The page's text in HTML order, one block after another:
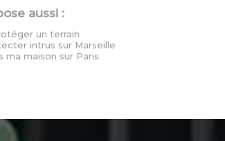
aussi :
un terrain
intrus sur Marseille
maison sur Paris